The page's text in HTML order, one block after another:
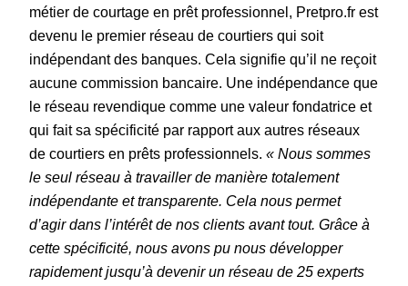
métier de courtage en prêt professionnel, Pretpro.fr est
devenu le premier réseau de courtiers qui soit
indépendant des banques. Cela signifie qu’il ne reçoit
aucune commission bancaire. Une indépendance que
le réseau revendique comme une valeur fondatrice et
qui fait sa spécificité par rapport aux autres réseaux
de courtiers en prêts professionnels. « Nous sommes
le seul réseau à travailler de manière totalement
indépendante et transparente. Cela nous permet
d’agir dans l’intérêt de nos clients avant tout. Grâce à
cette spécificité, nous avons pu nous développer
rapidement jusqu’à devenir un réseau de 25 experts